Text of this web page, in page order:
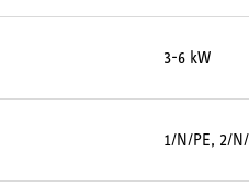
3-6 kW
1/N/PE, 2/